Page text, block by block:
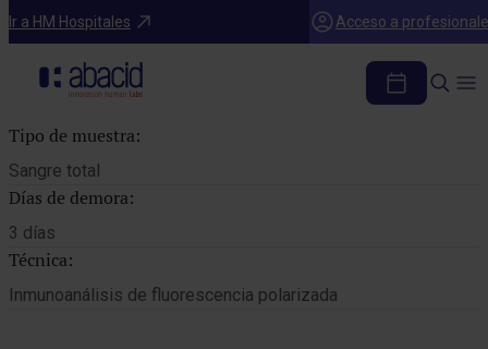
Ir a HM Hospitales Acceso a
Catálogo de pruebas
CICLOSPORINA
Tipo de muestra:
Sangre total
Días de demora:
3 días
Técnica:
Inmunoanálisis de fluorescencia polarizada